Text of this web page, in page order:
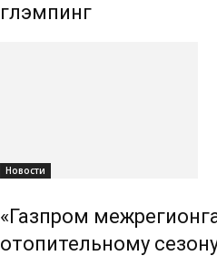
глэмпинг
Новости
«Газпром
отопительному